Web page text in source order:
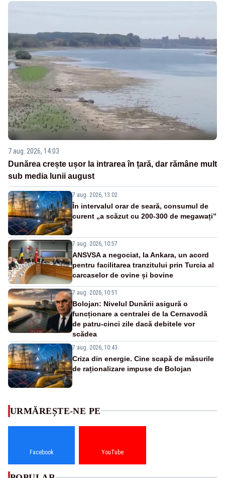
7 aug. 2026, 14:03
Dunărea crește ușor la intrarea în țară, dar rămâne mult
sub media lunii august
7 aug. 2026, 13:02
În intervalul orar de seară, consumul de
curent „a scăzut cu 200-300 de megawați”
7 aug. 2026, 10:57
ANSVSA a negociat, la Ankara, un acord
pentru facilitarea tranzitului prin Turcia al
carcaselor de ovine și bovine
7 aug. 2026, 10:51
Bolojan: Nivelul Dunării asigură o
funcționare a centralei de la Cernavodă
de patru-cinci zile dacă debitele vor
scădea
7 aug. 2026, 10:43
Criza din energie. Cine scapă de măsurile
de raționalizare impuse de Bolojan
URMĂREȘTE-NE PE
Facebook YouTube